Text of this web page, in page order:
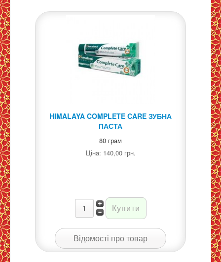
HIMALAYA COMPLETE CARE ЗУБНА
ПАСТА
80 грам
Ціна: 140,00 грн.
Відомості про товар